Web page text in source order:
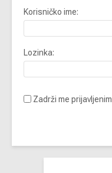
Korisničko ime:
Lozinka:
Zadrži me prijavljenim